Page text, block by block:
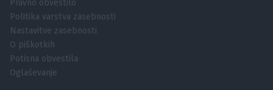
Pravno obvestilo
Politika varstva zasebnosti
Nastavitve zasebnosti
O piškotkih
Potisna obvestila
Oglaševanje